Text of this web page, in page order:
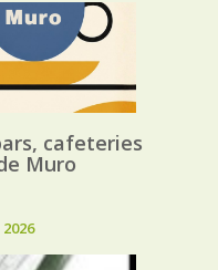
cafeteries
Muro